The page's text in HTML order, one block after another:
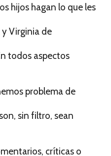
hijos hagan lo que les
y Virginia de
todos aspectos
problema de
sin filtro, sean
críticas o